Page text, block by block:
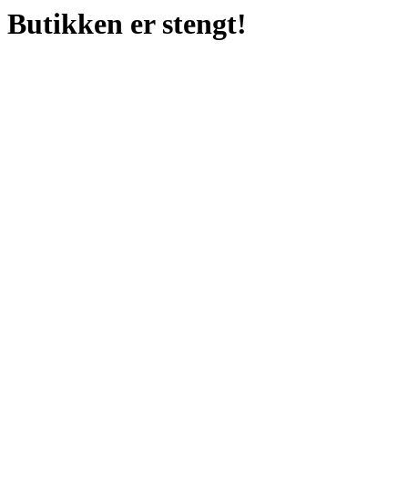
Butikken er stengt!